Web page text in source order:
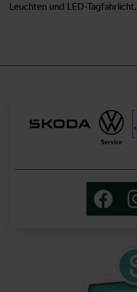
Leuchten und LED-Tagfahrlicht.